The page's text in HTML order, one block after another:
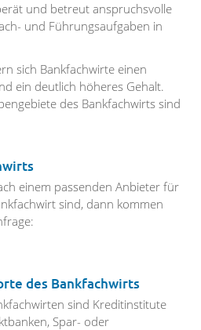
und betreut anspruchsvolle
und Führungsaufgaben in
sich Bankfachwirte einen
ein deutlich höheres Gehalt.
des Bankfachwirts sind
einem passenden Anbieter für
sind, dann kommen
des Bankfachwirts
sind Kreditinstitute
Spar- oder